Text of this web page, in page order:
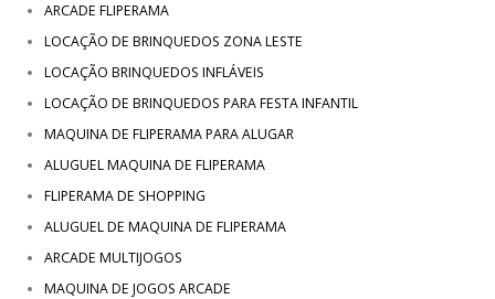
ARCADE FLIPERAMA
LOCAÇÃO DE BRINQUEDOS ZONA LESTE
LOCAÇÃO BRINQUEDOS INFLÁVEIS
LOCAÇÃO DE BRINQUEDOS PARA FESTA INFANTIL
MAQUINA DE FLIPERAMA PARA ALUGAR
ALUGUEL MAQUINA DE FLIPERAMA
FLIPERAMA DE SHOPPING
ALUGUEL DE MAQUINA DE FLIPERAMA
ARCADE MULTIJOGOS
MAQUINA DE JOGOS ARCADE